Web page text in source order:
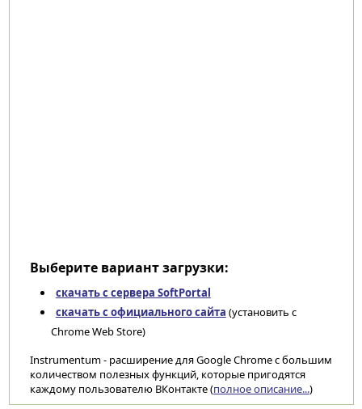
Выберите вариант загрузки:
скачать с сервера SoftPortal
скачать с официального сайта (установить с
Chrome Web Store)
Instrumentum - расширение для Google Chrome c большим
количеством полезных функций, которые пригодятся
каждому пользователю ВКонтакте (полное описание...)